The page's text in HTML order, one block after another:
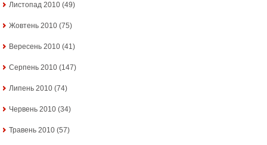
Листопад 2010 (49)
Жовтень 2010 (75)
Вересень 2010 (41)
Серпень 2010 (147)
Липень 2010 (74)
Червень 2010 (34)
Травень 2010 (57)